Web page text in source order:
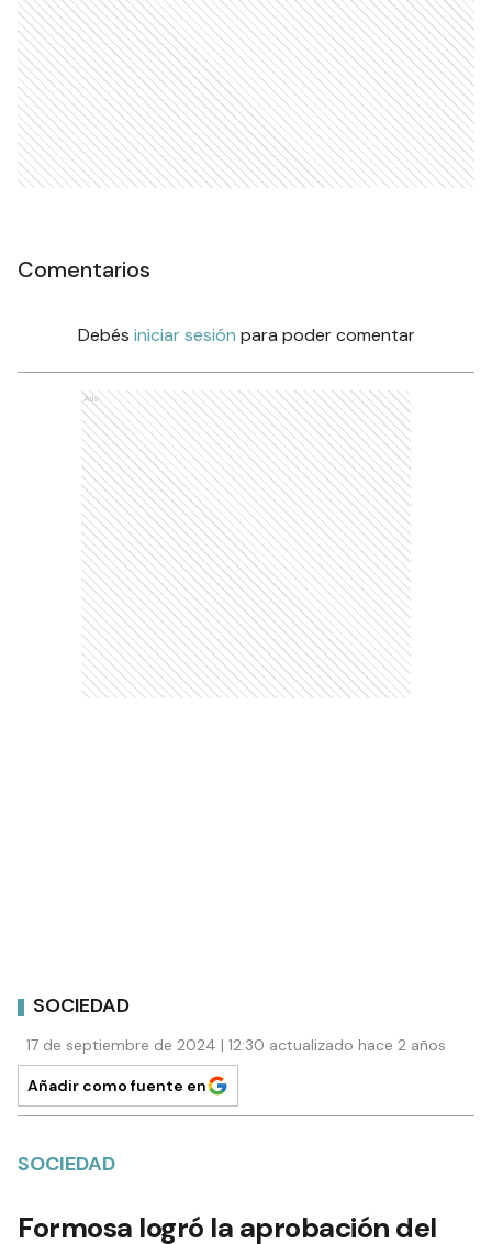
Comentarios
Debés iniciar sesión para poder comentar
Ads
SOCIEDAD
17 de septiembre de 2024 | 12:30 actualizado hace 2 años
Añadir como fuente en
SOCIEDAD
Formosa logró la aprobación del